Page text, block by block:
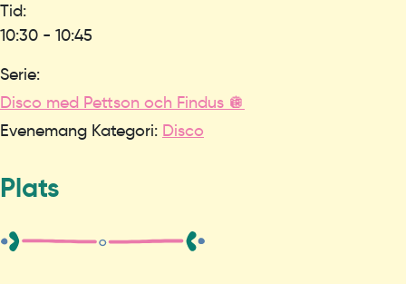
Tid:
10:30 - 10:45
Serie:
Disco med Pettson och Findus 🪩
Evenemang Kategori: Disco
Plats